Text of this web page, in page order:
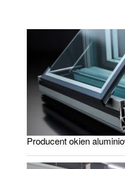
Producent okien